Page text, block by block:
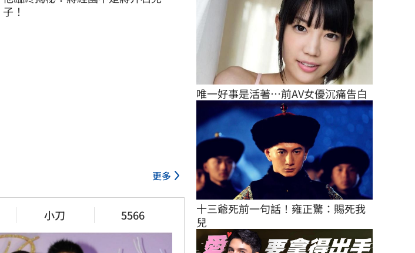
子！
更多
小刀 5566
唯一好事是活著…前AV女優沉痛告白
十三爺死前一句話！雍正驚：賜死我
兒